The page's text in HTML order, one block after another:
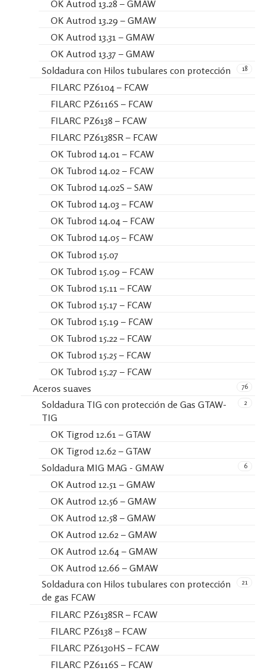
OK Autrod 13.28 – GMAW
OK Autrod 13.29 – GMAW
OK Autrod 13.31 – GMAW
OK Autrod 13.37 – GMAW
18
Soldadura con Hilos tubulares con protección
FILARC PZ6104 – FCAW
FILARC PZ6116S – FCAW
FILARC PZ6138 – FCAW
FILARC PZ6138SR – FCAW
OK Tubrod 14.01 – FCAW
OK Tubrod 14.02 – FCAW
OK Tubrod 14.02S – SAW
OK Tubrod 14.03 – FCAW
OK Tubrod 14.04 – FCAW
OK Tubrod 14.05 – FCAW
OK Tubrod 15.07
OK Tubrod 15.09 – FCAW
OK Tubrod 15.11 – FCAW
OK Tubrod 15.17 – FCAW
OK Tubrod 15.19 – FCAW
OK Tubrod 15.22 – FCAW
OK Tubrod 15.25 – FCAW
OK Tubrod 15.27 – FCAW
76
Aceros suaves
2
Soldadura TIG con protección de Gas GTAW-
TIG
OK Tigrod 12.61 – GTAW
OK Tigrod 12.62 – GTAW
6
Soldadura MIG MAG - GMAW
OK Autrod 12.51 – GMAW
OK Autrod 12.56 – GMAW
OK Autrod 12.58 – GMAW
OK Autrod 12.62 – GMAW
OK Autrod 12.64 – GMAW
OK Autrod 12.66 – GMAW
21
Soldadura con Hilos tubulares con protección
de gas FCAW
FILARC PZ6138SR – FCAW
FILARC PZ6138 – FCAW
FILARC PZ6130HS – FCAW
FILARC PZ6116S – FCAW